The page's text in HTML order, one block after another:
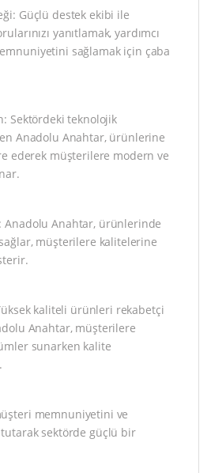
Güçlü destek ekibi ile
yanıtlamak, yardımcı
sağlamak için çaba
Sektördeki teknolojik
Anadolu Anahtar, ürünlerine
ederek müşterilere modern ve
Anadolu Anahtar, ürünlerinde
müşterilere kalitelerine
kaliteli ürünleri rekabetçi
Anahtar, müşterilere
sunarken kalite
memnuniyetini ve
sektörde güçlü bir